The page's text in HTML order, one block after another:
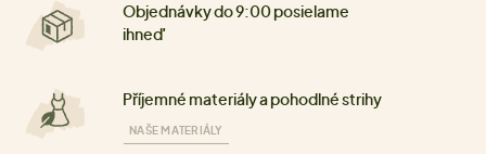
Objednávky do 9:00 posielame
ihneď
Příjemné materiály a pohodlné strihy
NAŠE MATERIÁLY